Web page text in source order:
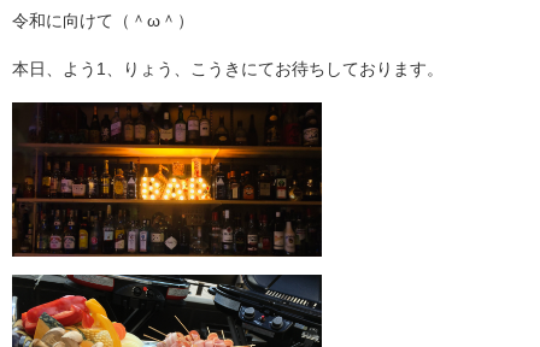
令和に向けて（＾ω＾）
本日、よう1、りょう、こうきにてお待ちしております。